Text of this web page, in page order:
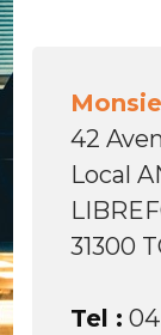
42
Local
31300
Tel :